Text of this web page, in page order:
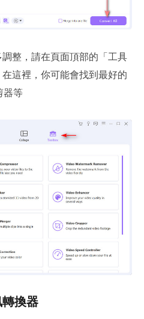
整，請在頁面頂部的「工具
這裡，你可能會找到最好的
器等
換器